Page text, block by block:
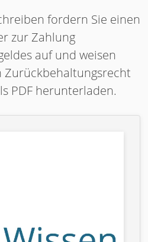
fordern Sie einen
zur Zahlung
auf und weisen
Zurückbehaltungsrecht
PDF herunterladen.